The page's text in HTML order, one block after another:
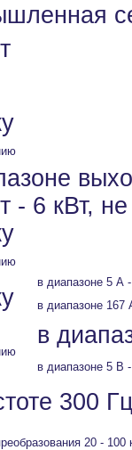
- 6 кВт,
в диапазоне 5 А
в диапазоне 167
в
в диапазоне 5 В
300
20 - 100